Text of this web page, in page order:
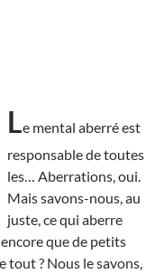
Le mental aberré est
responsable de toutes
les… Aberrations, oui.
Mais savons-nous, au
juste, ce qui aberre
que de petits
tout ? Nous le savons,